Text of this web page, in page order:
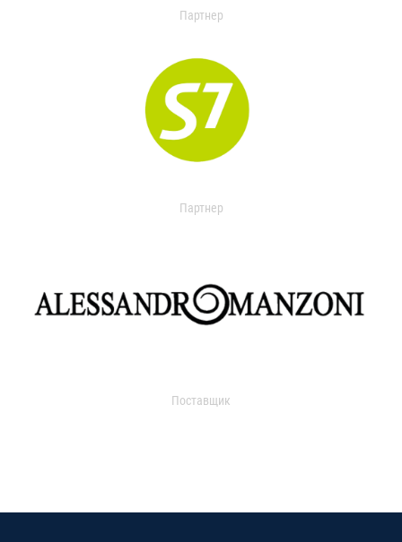
Партнер
Партнер
Поставщик